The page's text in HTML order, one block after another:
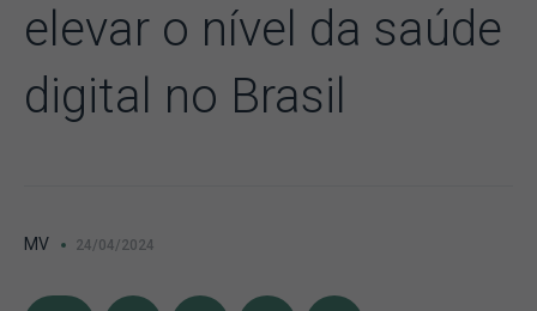
elevar o nível da saúde
digital no Brasil
MV 24/04/2024